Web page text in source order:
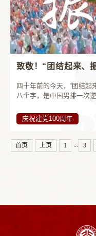
致敬！“团结起来、
四十年前的今天，“团结起
八个字，是中国男排一次
次历史性表达出的民族精神
庆祝建党100周年
首页 上页 1 3